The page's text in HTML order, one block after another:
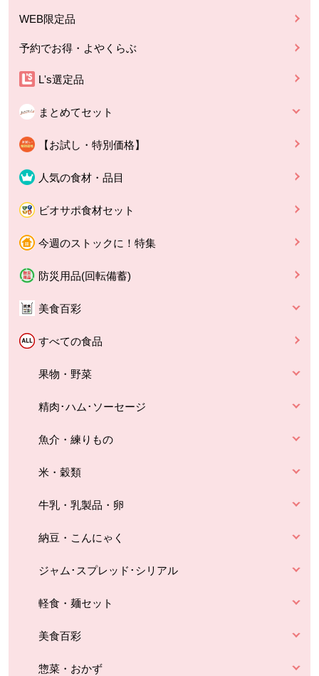
WEB限定品
予約でお得・よやくらぶ
L's選定品
まとめてセット
【お試し・特別価格】
人気の食材・品目
ビオサポ食材セット
今週のストックに！特集
防災用品(回転備蓄)
美食百彩
すべての食品
果物・野菜
精肉･ハム･ソーセージ
魚介・練りもの
米・穀類
牛乳・乳製品・卵
納豆・こんにゃく
ジャム･スプレッド･シリアル
軽食・麺セット
美食百彩
惣菜・おかず